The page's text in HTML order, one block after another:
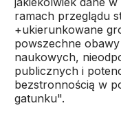
ramach przeglądu
+ukierunkowane
powszechne
naukowych,
publicznych i
bezstronnością w
gatunku".